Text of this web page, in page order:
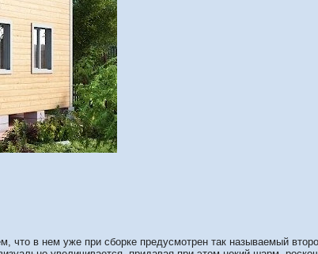
что в нем уже при сборке предусмотрен так называемый